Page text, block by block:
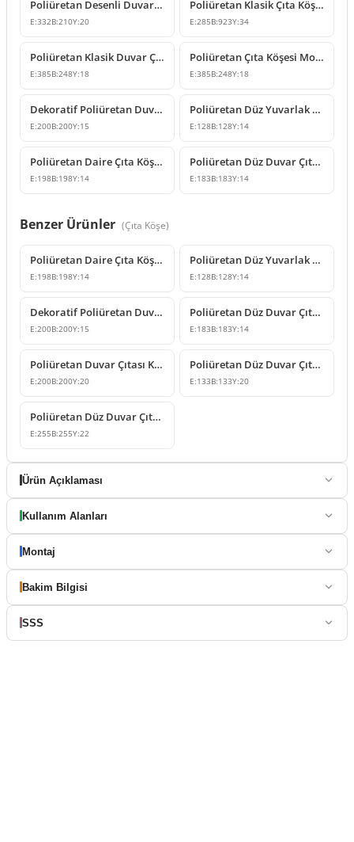
Poliüretan Desenli Duvar Çıtası Köşe Modeli
E:332B:210Y:20
Poliüretan Klasik Çıta Köşesi ve Dekoratif Duvar Tacı
E:285B:923Y:34
Poliüretan Klasik Duvar Çıtası Köşe Dekorasyon Modelleri
E:385B:248Y:18
Poliüretan Çıta Köşesi Modelleri ve Tasarımları
E:385B:248Y:18
Dekoratif Poliüretan Duvar ve Tavan Çıta Köşesi Modelleri
E:200B:200Y:15
Poliüretan Düz Yuvarlak Çıta Köşe Modeli
E:128B:128Y:14
Poliüretan Daire Çıta Köşe Tasarımları
E:198B:198Y:14
Poliüretan Düz Duvar Çıtası Köşe Modeli
E:183B:183Y:14
Benzer Ürünler (Çıta Köşe)
Poliüretan Daire Çıta Köşe Tasarımları
E:198B:198Y:14
Poliüretan Düz Yuvarlak Çıta Köşe Modeli
E:128B:128Y:14
Dekoratif Poliüretan Duvar ve Tavan Çıta Köşesi Modelleri
E:200B:200Y:15
Poliüretan Düz Duvar Çıtası Köşe Modeli
E:183B:183Y:14
Poliüretan Duvar Çıtası Köşe Birleşim Modeli
E:200B:200Y:20
Poliüretan Düz Duvar Çıtası Köşe Birleşim Elemanı
E:133B:133Y:20
Poliüretan Düz Duvar Çıtası Köşesi ve Çerçeve Tasarımı
E:255B:255Y:22
Ürün Açıklaması
Kullanım Alanları
Montaj
Bakim Bilgisi
SSS